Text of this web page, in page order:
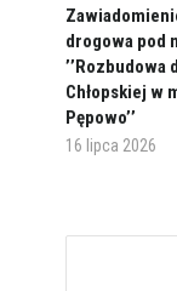
drogowa pod
Chłopskiej w
Pępowo’’
16 lipca 2026